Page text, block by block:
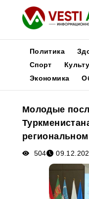
Новости
Медиа
Афиша
Политика
Спорт
Экономика
Молодые
504